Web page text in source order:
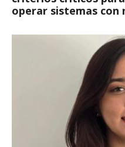
operar sistemas